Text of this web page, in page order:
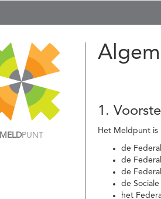
MELDPUNT
1.
Het Meldpunt is
de
de
de
de
het